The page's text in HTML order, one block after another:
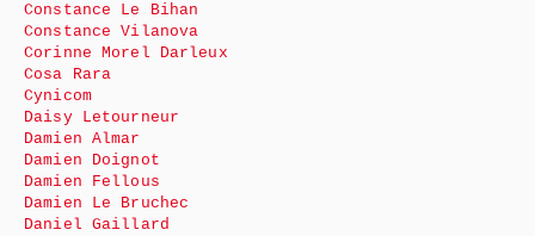
Constance Le Bihan
Constance Vilanova
Corinne Morel Darleux
Cosa Rara
Cynicom
Daisy Letourneur
Damien Almar
Damien Doignot
Damien Fellous
Damien Le Bruchec
Daniel Gaillard